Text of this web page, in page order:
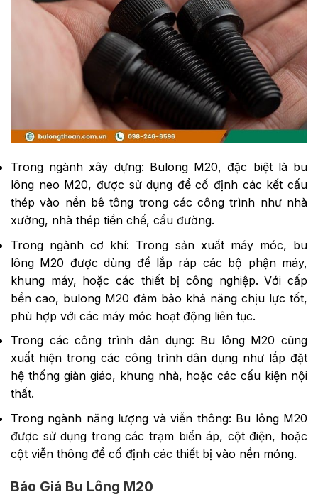
Trong ngành xây dựng: Bulong M20, đặc biệt là bu
lông neo M20, được sử dụng để cố định các kết cấu
thép vào nền bê tông trong các công trình như nhà
xưởng, nhà thép tiền chế, cầu đường.
Trong ngành cơ khí: Trong sản xuất máy móc, bu
lông M20 được dùng để lắp ráp các bộ phận máy,
khung máy, hoặc các thiết bị công nghiệp. Với cấp
bền cao, bulong M20 đảm bảo khả năng chịu lực tốt,
phù hợp với các máy móc hoạt động liên tục.
Trong các công trình dân dụng: Bu lông M20 cũng
xuất hiện trong các công trình dân dụng như lắp đặt
hệ thống giàn giáo, khung nhà, hoặc các cấu kiện nội
thất.
Trong ngành năng lượng và viễn thông: Bu lông M20
được sử dụng trong các trạm biến áp, cột điện, hoặc
cột viễn thông để cố định các thiết bị vào nền móng.
Báo Giá Bu Lông M20